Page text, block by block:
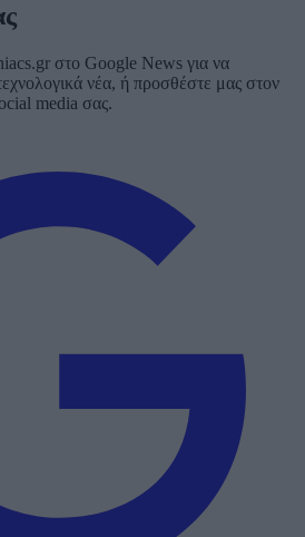
στο Google News για να
νέα, ή προσθέστε μας στον
media σας.